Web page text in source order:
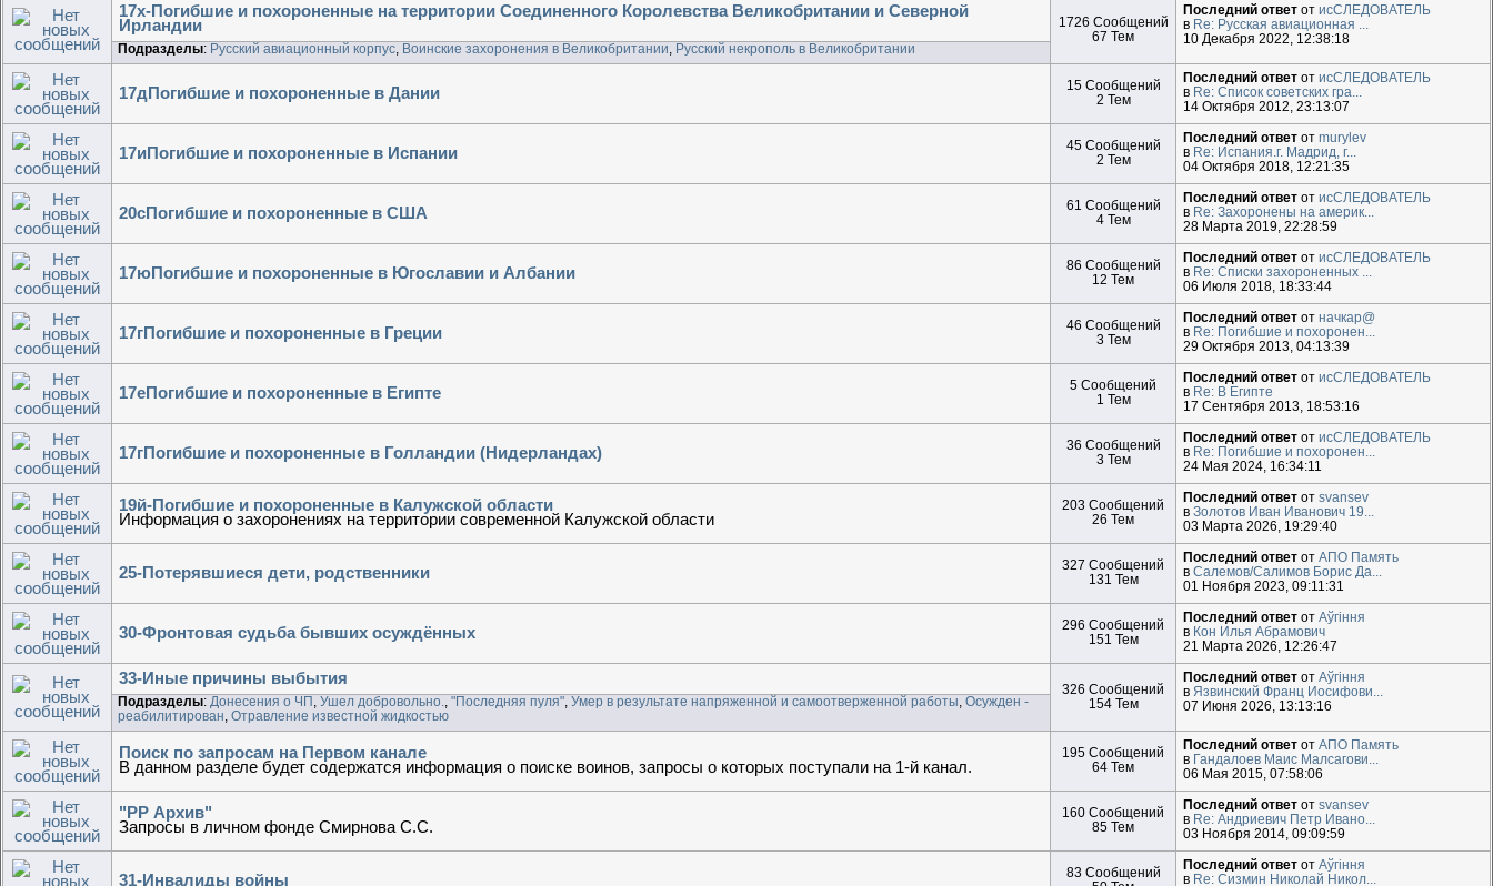
17х-Погибшие и похороненные на территории Соединенного Королевства Великобритании и Северной
Ирландии
Подразделы: Русский авиационный корпус, Воинские захоронения в Великобритании, Русский некрополь в Великобритании
1726 Сообщений
67 Тем
Последний ответ отисСЛЕДОВАТЕЛЬ
в Re: Русская авиационная ...
10 Декабря 2022, 12:38:18
17дПогибшие и похороненные в Дании
15 Сообщений
2 Тем
Последний ответ отисСЛЕДОВАТЕЛЬ
в Re: Список советских гра...
14 Октября 2012, 23:13:07
17иПогибшие и похороненные в Испании
45 Сообщений
2 Тем
Последний ответ отmurylev
в Re: Испания.г. Мадрид, г...
04 Октября 2018, 12:21:35
20сПогибшие и похороненные в США
61 Сообщений
4 Тем
Последний ответ отисСЛЕДОВАТЕЛЬ
в Re: Захоронены на америк...
28 Марта 2019, 22:28:59
17юПогибшие и похороненные в Югославии и Албании
86 Сообщений
12 Тем
Последний ответ отисСЛЕДОВАТЕЛЬ
в Re: Списки захороненных ...
06 Июля 2018, 18:33:44
17гПогибшие и похороненные в Греции
46 Сообщений
3 Тем
Последний ответ отначкар@
в Re: Погибшие и похоронен...
29 Октября 2013, 04:13:39
17еПогибшие и похороненные в Египте
5 Сообщений
1 Тем
Последний ответ отисСЛЕДОВАТЕЛЬ
в Re: В Египте
17 Сентября 2013, 18:53:16
17гПогибшие и похороненные в Голландии (Нидерландах)
36 Сообщений
3 Тем
Последний ответ отисСЛЕДОВАТЕЛЬ
в Re: Погибшие и похоронен...
24 Мая 2024, 16:34:11
19й-Погибшие и похороненные в Калужской области
Информация о захоронениях на территории современной Калужской области
203 Сообщений
26 Тем
Последний ответ отsvansev
вЗолотов Иван Иванович 19...
03 Марта 2026, 19:29:40
25-Потерявшиеся дети, родственники
327 Сообщений
131 Тем
Последний ответ отАПО Память
вСалемов/Салимов Борис Да...
01 Ноября 2023, 09:11:31
30-Фронтовая судьба бывших осуждённых
296 Сообщений
151 Тем
Последний ответ отAўгiння
в Кон Илья Абрамович
21 Марта 2026, 12:26:47
33-Иные причины выбытия
Подразделы: Донесения о ЧП, Ушел добровольно., "Последняя пуля", Умер в результате напряженной и самоотверженной работы, Осужден -
реабилитирован, Отравление известной жидкостью
326 Сообщений
154 Тем
Последний ответ отAўгiння
вЯзвинский Франц Иосифови...
07 Июня 2026, 13:13:16
Поиск по запросам на Первом канале
В данном разделе будет содержатся информация о поиске воинов, запросы о которых поступали на 1-й канал.
195 Сообщений
64 Тем
Последний ответ отАПО Память
в Гандалоев Маис Малсагови...
06 Мая 2015, 07:58:06
"РР Архив"
Запросы в личном фонде Смирнова С.С.
160 Сообщений
85 Тем
Последний ответ отsvansev
в Re: Андриевич Петр Ивано...
03 Ноября 2014, 09:09:59
31-Инвалиды войны
83 Сообщений
Последний ответ отAўгiння
в Re: Сизмин Николай Никол...